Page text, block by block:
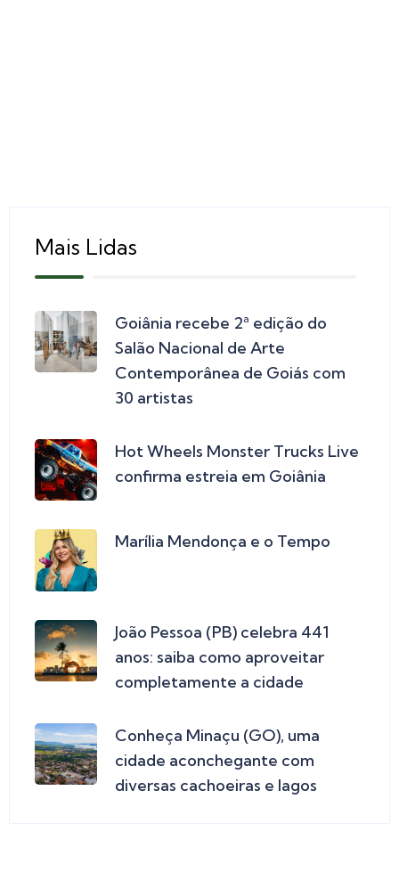
Mais Lidas
Goiânia recebe 2ª edição do
Salão Nacional de Arte
Contemporânea de Goiás com
30 artistas
Hot Wheels Monster Trucks Live
confirma estreia em Goiânia
Marília Mendonça e o Tempo
João Pessoa (PB) celebra 441
anos: saiba como aproveitar
completamente a cidade
Conheça Minaçu (GO), uma
cidade aconchegante com
diversas cachoeiras e lagos